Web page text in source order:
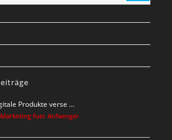
Produkte verse …
fuer Anfaenger